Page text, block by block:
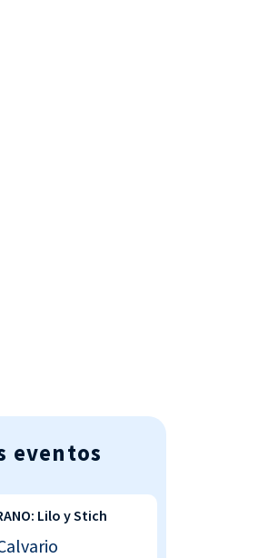
eventos
Lilo y Stich